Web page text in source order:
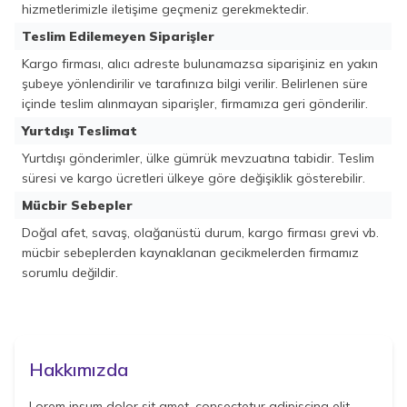
hizmetlerimizle iletişime geçmeniz gerekmektedir.
Teslim Edilemeyen Siparişler
Kargo firması, alıcı adreste bulunamazsa siparişiniz en yakın
şubeye yönlendirilir ve tarafınıza bilgi verilir. Belirlenen süre
içinde teslim alınmayan siparişler, firmamıza geri gönderilir.
Yurtdışı Teslimat
Yurtdışı gönderimler, ülke gümrük mevzuatına tabidir. Teslim
süresi ve kargo ücretleri ülkeye göre değişiklik gösterebilir.
Mücbir Sebepler
Doğal afet, savaş, olağanüstü durum, kargo firması grevi vb.
mücbir sebeplerden kaynaklanan gecikmelerden firmamız
sorumlu değildir.
Hakkımızda